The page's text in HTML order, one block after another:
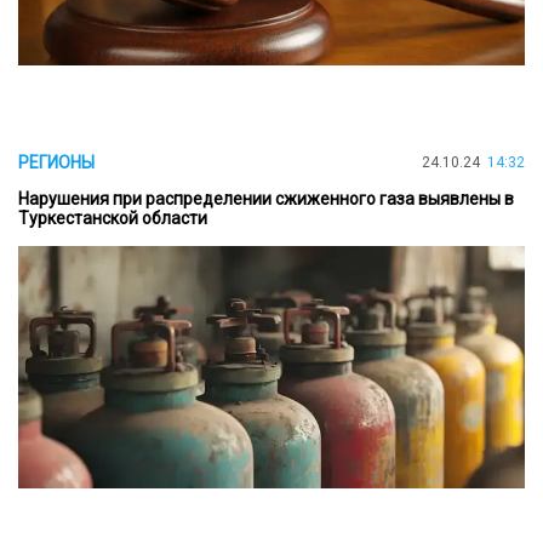
РЕГИОНЫ 24.10.24 14:32
Нарушения при распределении сжиженного газа выявлены в
Туркестанской области